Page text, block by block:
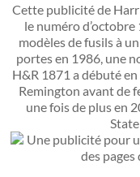
Cette publicité de
le numéro
modèles de fusils à
portes en 1986, une
H&R 1871 a débuté
Remington avant de
une fois de plus en